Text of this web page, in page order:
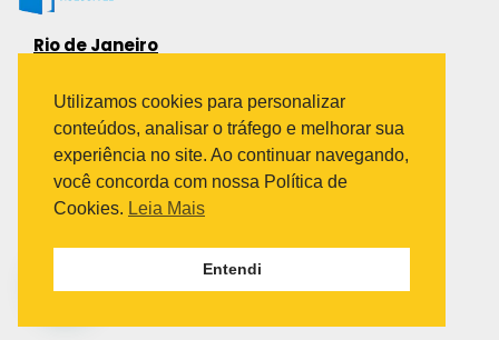
Rio de Janeiro
Bairro Industrial do Jacaré
Rio de Janeiro – RJ – CEP: 20970-031
Telefone:
(21) 3278-8069
(21) 3995-7512
Avenida Paulista 1636 / sala 1407
Utilizamos cookies para personalizar
conteúdos, analisar o tráfego e melhorar sua
experiência no site. Ao continuar navegando,
você concorda com nossa Política de
Cookies. Leia Mais
Entendi